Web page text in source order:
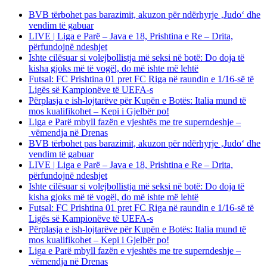
BVB tërbohet pas barazimit, akuzon për ndërhyrje ‚Judo‘ dhe
vendim të gabuar
LIVE | Liga e Parë – Java e 18, Prishtina e Re – Drita,
përfundojnë ndeshjet
Ishte cilësuar si volejbollistja më seksi në botë: Do doja të
kisha gjoks më të vogël, do më ishte më lehtë
Futsal: FC Prishtina 01 pret FC Riga në raundin e 1/16-së të
Ligës së Kampionëve të UEFA-s
Përplasja e ish-lojtarëve për Kupën e Botës: Italia mund të
mos kualifikohet – Kepi i Gjelbër po!
Liga e Parë mbyll fazën e vjeshtës me tre superndeshje –
vëmendja në Drenas
BVB tërbohet pas barazimit, akuzon për ndërhyrje ‚Judo‘ dhe
vendim të gabuar
LIVE | Liga e Parë – Java e 18, Prishtina e Re – Drita,
përfundojnë ndeshjet
Ishte cilësuar si volejbollistja më seksi në botë: Do doja të
kisha gjoks më të vogël, do më ishte më lehtë
Futsal: FC Prishtina 01 pret FC Riga në raundin e 1/16-së të
Ligës së Kampionëve të UEFA-s
Përplasja e ish-lojtarëve për Kupën e Botës: Italia mund të
mos kualifikohet – Kepi i Gjelbër po!
Liga e Parë mbyll fazën e vjeshtës me tre superndeshje –
vëmendja në Drenas